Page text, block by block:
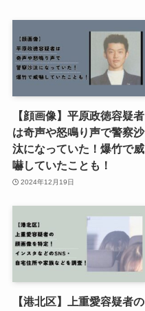
【顔画像】平原政徳容疑者
は奇声や怒鳴り声で警察沙
汰になっていた！爆竹で威
嚇していたことも！
2024年12月19日
【港北区】上重愛容疑者の